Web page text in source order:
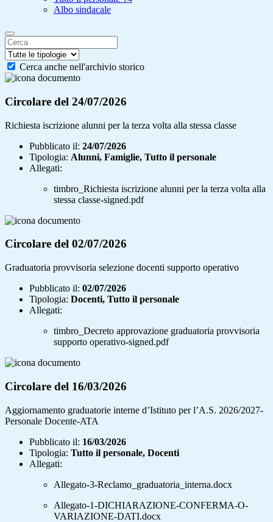
Albo sindacale
Cerca anche nell'archivio storico
Circolare del 24/07/2026
Richiesta iscrizione alunni per la terza volta alla stessa classe
Pubblicato il: 24/07/2026
Tipologia: Alunni, Famiglie, Tutto il personale
Allegati:
timbro_Richiesta iscrizione alunni per la terza volta alla
stessa classe-signed.pdf
Circolare del 02/07/2026
Graduatoria provvisoria selezione docenti supporto operativo
Pubblicato il: 02/07/2026
Tipologia: Docenti, Tutto il personale
Allegati:
timbro_Decreto approvazione graduatoria provvisoria
supporto operativo-signed.pdf
Circolare del 16/03/2026
Aggiornamento graduatorie interne d’Istituto per l’A.S. 2026/2027-
Personale Docente-ATA
Pubblicato il: 16/03/2026
Tipologia: Tutto il personale, Docenti
Allegati:
Allegato-3-Reclamo_graduatoria_interna.docx
Allegato-1-DICHIARAZIONE-CONFERMA-O-
VARIAZIONE-DATI.docx